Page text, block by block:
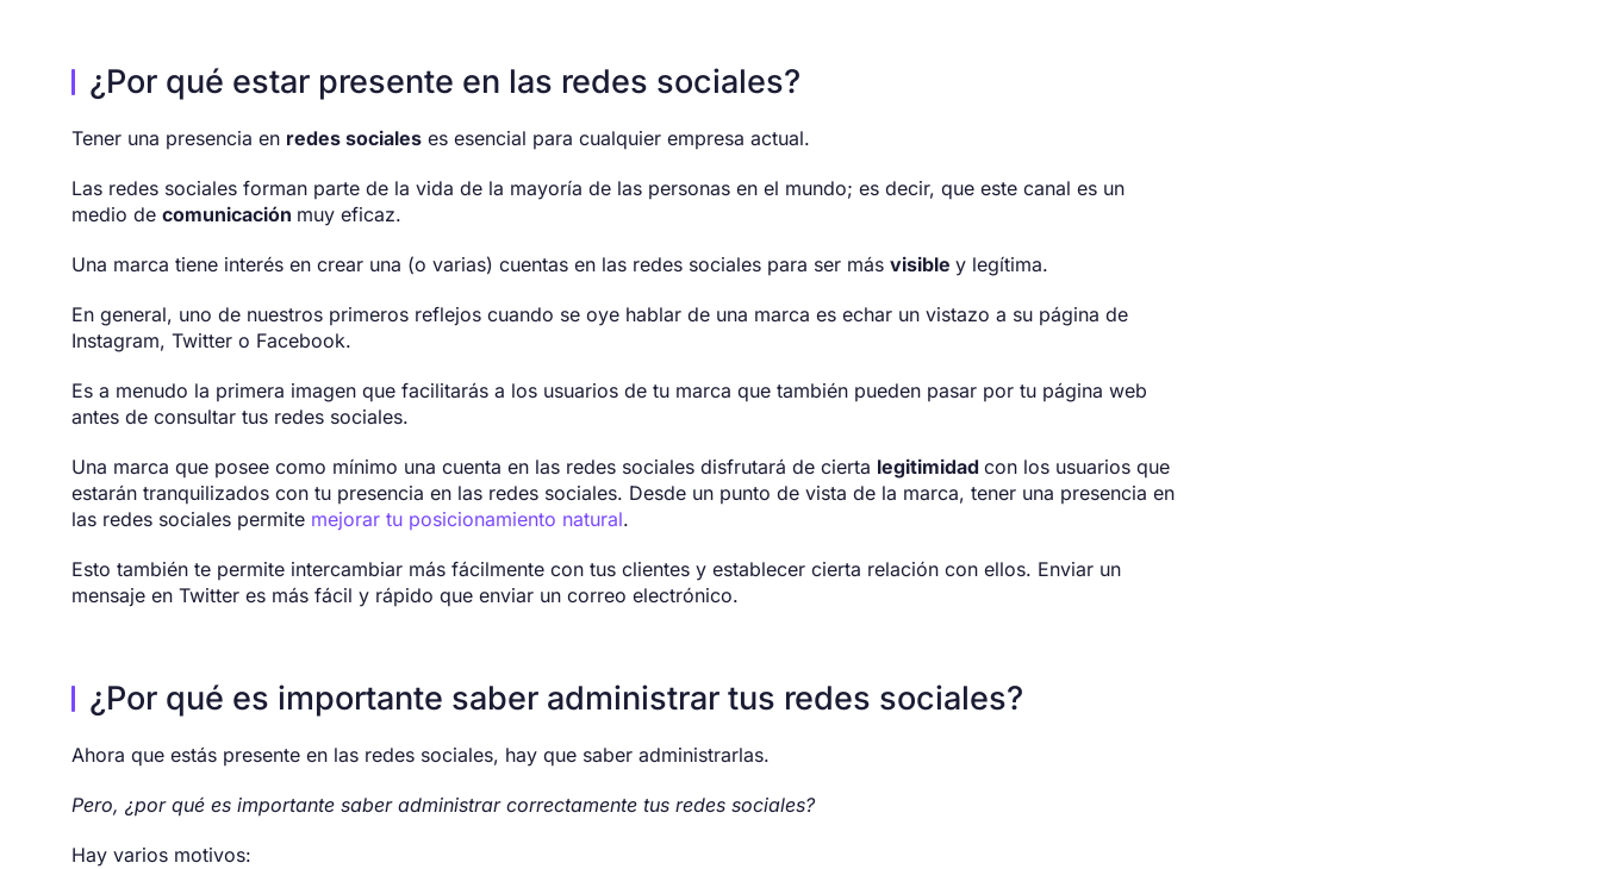
¿Por qué estar presente en las redes sociales?
Tener una presencia en redes sociales es esencial para cualquier empresa actual.
Las redes sociales forman parte de la vida de la mayoría de las personas en el mundo; es decir, que este canal es un
medio de comunicación muy eficaz.
Una marca tiene interés en crear una (o varias) cuentas en las redes sociales para ser más visible y legítima.
En general, uno de nuestros primeros reflejos cuando se oye hablar de una marca es echar un vistazo a su página de
Instagram, Twitter o Facebook.
Es a menudo la primera imagen que facilitarás a los usuarios de tu marca que también pueden pasar por tu página web
antes de consultar tus redes sociales.
Una marca que posee como mínimo una cuenta en las redes sociales disfrutará de cierta legitimidad con los usuarios que
estarán tranquilizados con tu presencia en las redes sociales. Desde un punto de vista de la marca, tener una presencia en
las redes sociales permite mejorar tu posicionamiento natural.
Esto también te permite intercambiar más fácilmente con tus clientes y establecer cierta relación con ellos. Enviar un
mensaje en Twitter es más fácil y rápido que enviar un correo electrónico.
¿Por qué es importante saber administrar tus redes sociales?
Ahora que estás presente en las redes sociales, hay que saber administrarlas.
Pero, ¿por qué es importante saber administrar correctamente tus redes sociales?
Hay varios motivos: